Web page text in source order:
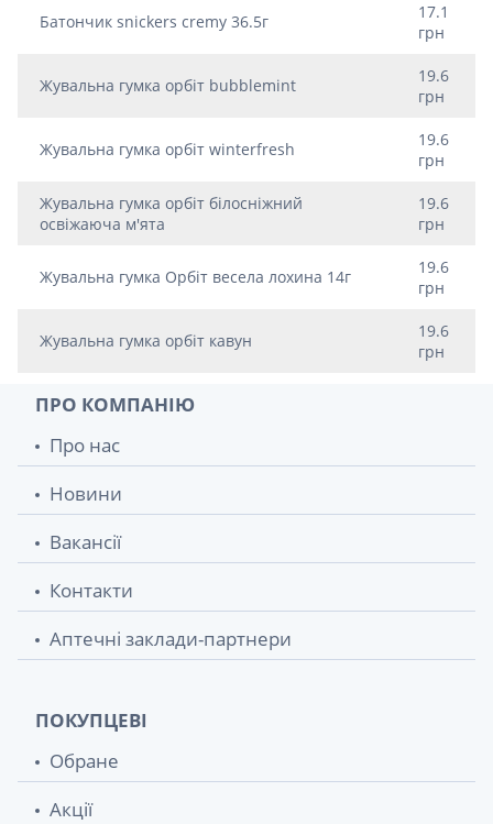
Батончик snickers cremy 36.5г
17.1
грн
Жувальна гумка орбіт bubblemint
19.6
грн
Жувальна гумка орбіт winterfresh
19.6
грн
Жувальна гумка орбіт білосніжний
освіжаюча м'ята
19.6
грн
Жувальна гумка Орбіт весела лохина 14г
19.6
грн
Жувальна гумка орбіт кавун
19.6
грн
ПРО КОМПАНІЮ
Про нас
Новини
Вакансії
Контакти
Аптечні заклади-партнери
ПОКУПЦЕВІ
Обране
Акції